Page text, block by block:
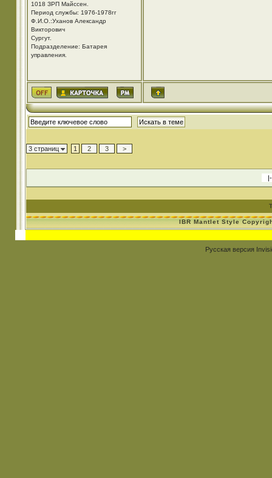
1018 ЗРП Майссен.
Период службы: 1976-1978гг
Ф.И.О.:Уханов Александр
Викторович
Cургут.
Подразделение: Батарея
управления.
3 страниц 1 2 3 >
IBR Mantlet Style
Русская версия